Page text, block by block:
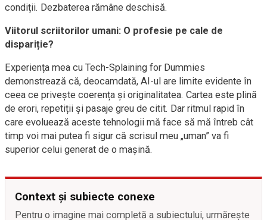
condiții. Dezbaterea rămâne deschisă.
Viitorul scriitorilor umani: O profesie pe cale de
dispariție?
Experiența mea cu Tech-Splaining for Dummies
demonstrează că, deocamdată, AI-ul are limite evidente în
ceea ce privește coerența și originalitatea. Cartea este plină
de erori, repetiții și pasaje greu de citit. Dar ritmul rapid în
care evoluează aceste tehnologii mă face să mă întreb cât
timp voi mai putea fi sigur că scrisul meu „uman” va fi
superior celui generat de o mașină.
Context și subiecte conexe
Pentru o imagine mai completă a subiectului, urmărește